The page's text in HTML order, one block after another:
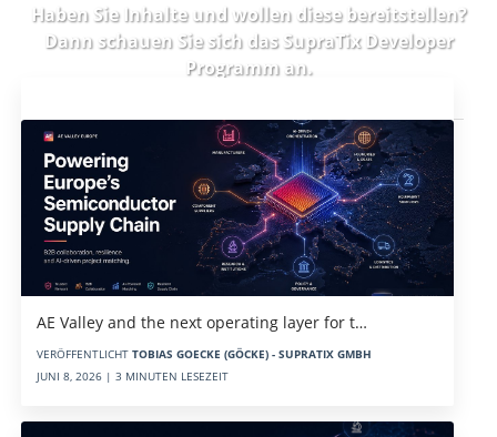
Haben Sie Inhalte und wollen diese bereitstellen?
Dann schauen Sie sich das SupraTix Developer
Programman.
AE Valley and the next operating layer for t…
VERÖFFENTLICHT TOBIAS GOECKE (GÖCKE) - SUPRATIX GMBH
JUNI 8, 2026 | 3 MINUTEN LESEZEIT